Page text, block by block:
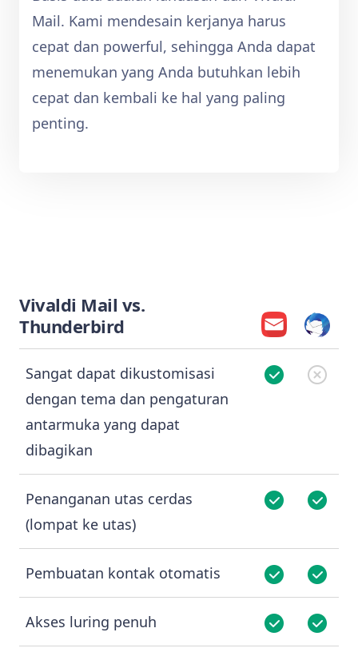
Mail. Kami mendesain kerjanya harus
cepat dan powerful, sehingga Anda dapat
menemukan yang Anda butuhkan lebih
cepat dan kembali ke hal yang paling
penting.
Vivaldi Mail vs.
Thunderbird
Sangat dapat dikustomisasi
dengan tema dan pengaturan
antarmuka yang dapat
dibagikan
Penanganan utas cerdas
(lompat ke utas)
Pembuatan kontak otomatis
Akses luring penuh